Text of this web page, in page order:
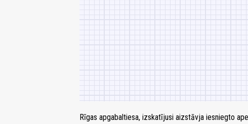
Rīgas apgabaltiesa, izskatījusi aizstāvja iesniegto